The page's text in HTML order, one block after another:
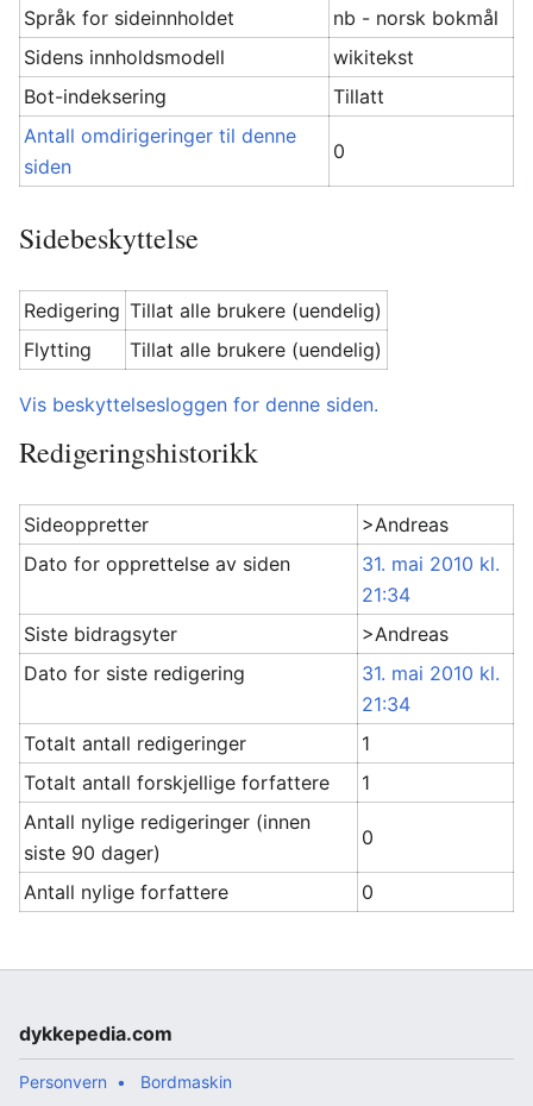
Språk for sideinnholdet
nb - norsk bokmål
Sidens innholdsmodell
wikitekst
Bot-indeksering
Tillatt
Antall omdirigeringer til denne
siden
0
Sidebeskyttelse
Redigering Tillat alle brukere (uendelig)
Flytting
Tillat alle brukere (uendelig)
Vis beskyttelsesloggen for denne siden.
Redigeringshistorikk
Sideoppretter
>Andreas
Dato for opprettelse av siden
31. mai 2010 kl.
21:34
Siste bidragsyter
>Andreas
Dato for siste redigering
31. mai 2010 kl.
21:34
Totalt antall redigeringer
1
Totalt antall forskjellige forfattere
1
Antall nylige redigeringer (innen
siste 90 dager)
0
Antall nylige forfattere 0
dykkepedia.com
Personvern Bordmaskin